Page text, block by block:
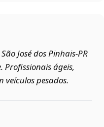
José dos Pinhais‑PR
Profissionais ágeis,
veículos pesados.